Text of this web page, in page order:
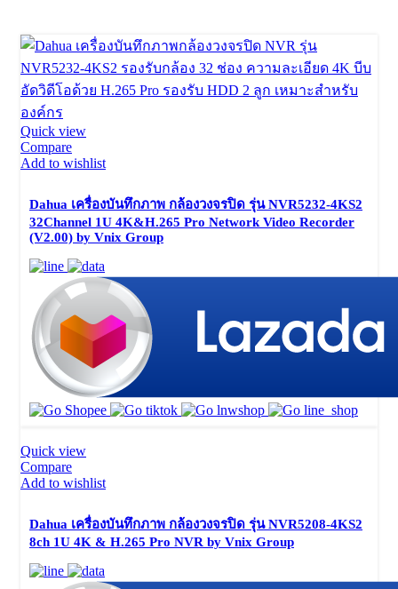
Quick view
Compare
Add to wishlist
Dahua เครื่องบันทึกภาพ กล้องวงจรปิด รุ่น NVR5232-4KS2
32Channel 1U 4K&H.265 Pro Network Video Recorder
(V2.00) by Vnix Group
Quick view
Compare
Add to wishlist
Dahua เครื่องบันทึกภาพ กล้องวงจรปิด รุ่น NVR5208-4KS2
8ch 1U 4K & H.265 Pro NVR by Vnix Group